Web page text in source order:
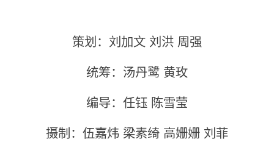
策划：刘加文 刘洪 周强
统筹：汤丹鹭 黄玫
编导：任钰 陈雪莹
摄制：伍嘉炜 梁素绮 高姗姗 刘菲